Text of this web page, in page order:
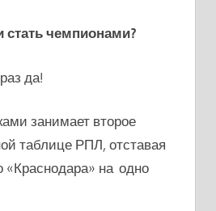
чемпионами?
да!
занимает второе
таблице РПЛ, отставая
на одно